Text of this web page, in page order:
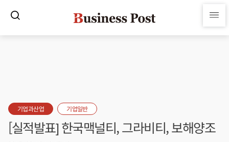
기업과산업 기업일반
[실적발표] 한국맥널티, 그라비티, 보해양조